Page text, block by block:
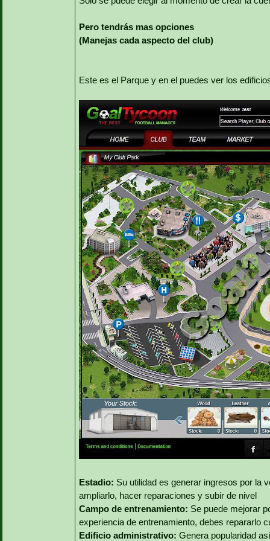
Pero tendrás mas opciones
(Manejas cada aspecto del club)
Este es el Parque y en el puedes ver los
Estadio: Su utilidad es generar ingresos por la
ampliarlo, hacer reparaciones y subir de nivel
Campo de entrenamiento: Se puede mejorar
experiencia de entrenamiento, debes repararlo
Edificio administrativo: Genera popularidad